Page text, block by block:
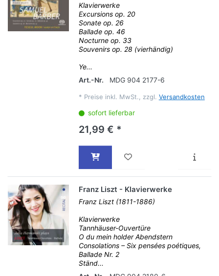
Klavierwerke
Excursions op. 20
Sonate op. 26
Ballade op. 46
Nocturne op. 33
Souvenirs op. 28 (vierhändig)
Ye...
Art.-Nr.
MDG 904 2177-6
* Preise inkl. MwSt., zzgl. Versandkosten
sofort lieferbar
21,99 € *
Franz Liszt - Klavierwerke
Franz Liszt (1811-1886)
Klavierwerke
Tannhäuser-Ouvertüre
O du mein holder Abendstern
Consolations – Six pensées poétiques,
Ballade Nr. 2
Ständ...